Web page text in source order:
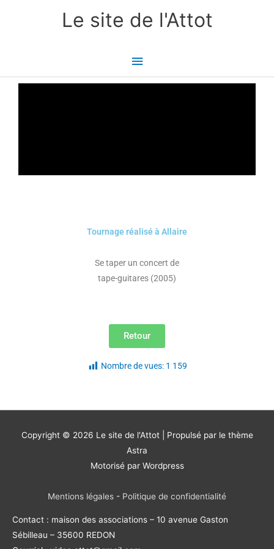
Le site de l'Attot
Menu
Tournage réalisé à Allaire
Se taper un concert de
tape-guitares (2005)
Retour
Nombre de vues: 1 159
Copyright © 2026 Le site de l'Attot| Propulsé par le thème
Astra
Motorisé par Wordpress
Mentions légales - Politique de confidentialité
Contact : maison des associations – 10 avenue Gaston
Sébilleau – 35600 REDON